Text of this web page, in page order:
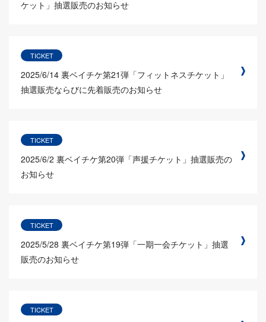
ケット」抽選販売のお知らせ
TICKET
2025/6/14 裏ベイチケ第21弾「フィットネスチケット」
抽選販売ならびに先着販売のお知らせ
TICKET
2025/6/2 裏ベイチケ第20弾「声援チケット」抽選販売の
お知らせ
TICKET
2025/5/28 裏ベイチケ第19弾「一期一会チケット」抽選
販売のお知らせ
TICKET